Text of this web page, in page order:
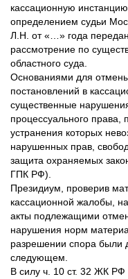
кассационную
определением судьи
Л.Н. от «…» года
рассмотрение по
областного суда.
Основаниями для
постановлений в
существенные
процессуального
устранения которых
нарушенных прав,
защита охраняемых
ГПК РФ).
Президиум, проверив
кассационной жалобы,
акты подлежащими
нарушения норм
разрешении спора были
следующем.
В силу ч. 10 ст. 32 ЖК РФ